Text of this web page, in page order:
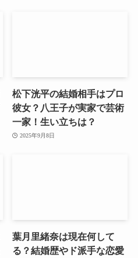
松下洸平の結婚相手はプロ
彼女？八王子が実家で芸術
一家！生い立ちは？
2025年9月8日
葉月里緒奈は現在何して
る？結婚歴やド派手な恋愛